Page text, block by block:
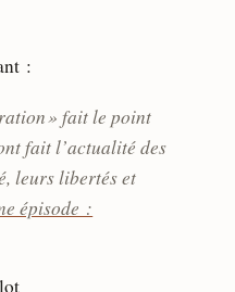
:
» fait le point
fait l’actualité des
leurs libertés et
épisode :